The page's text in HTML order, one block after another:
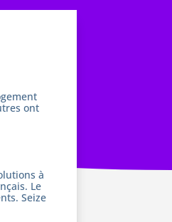
ont
à
Le
Seize